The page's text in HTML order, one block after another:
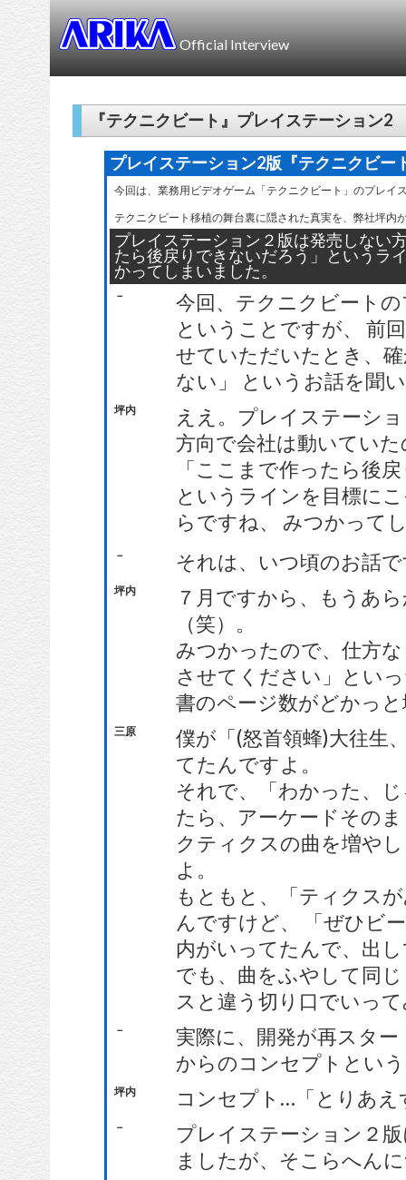
Official Interview
『テクニクビート』プレイステーション
プレイステーション2版『テクニクビー
今回は、業務用ビデオゲーム「テクニクビート」のプレイ
テクニクビート移植の舞台裏に隠された真実を、弊社坪
プレイステーション２版は発売しない
たら後戻りできないだろう」というラ
かってしまいました。
－
今回、テクニクビート
ということですが、 前
せていただいたとき、
ない」 というお話を聞
坪内
ええ。プレイステーシ
方向で会社は動いてい
「ここまで作ったら後
というラインを目標に
らですね、 みつかって
－ それは、いつ頃のお話
坪内
７月ですから、もうあ
（笑）。
みつかったので、仕方
させてください」とい
書のページ数がどかっ
三原
僕が「(怒首領蜂)大往生
てたんですよ。
それで、「わかった、
たら、アーケードその
クティクスの曲を増や
よ。
もともと、「ティクス
んですけど、 「ぜひビ
内がいってたんで、出
でも、曲をふやして同
スと違う切り口でいっ
－
実際に、開発が再スタ
からのコンセプトとい
坪内 コンセプト…「とりあえ
－
プレイステーション２
ましたが、そこらへん